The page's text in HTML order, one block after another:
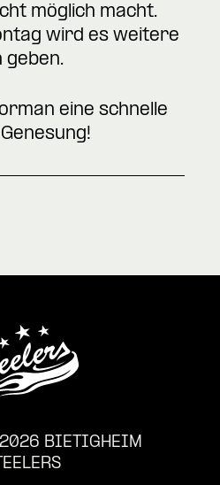
möglich macht.
wird es weitere
geben.
eine schnelle
BIETIGHEIM